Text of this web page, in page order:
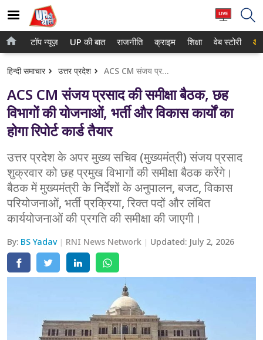
होम
टॉप न्यूज़
UP की बात
राजनीति
क्राइम
शिक्षा
वेब स्टोरी
टॉप न्यूज़ UP की बात राजनीति क्राइम शिक्षा वेब स्टोरी
हिन्दी समाचार उत्तर प्रदेश ACS CM संजय प्रसाद की समीक्षा बैठक, छह विभागों की योजनाओं, भर्ती और विकास कार्यों का होगा रिपोर्ट कार्ड तैयार
ACS CM संजय प्रसाद की समीक्षा बैठक, छह
विभागों की योजनाओं, भर्ती और विकास कार्यों का
होगा रिपोर्ट कार्ड तैयार
उत्तर प्रदेश के अपर मुख्य सचिव (मुख्यमंत्री) संजय प्रसाद
शुक्रवार को छह प्रमुख विभागों की समीक्षा बैठक करेंगे।
बैठक में मुख्यमंत्री के निर्देशों के अनुपालन, बजट, विकास
परियोजनाओं, भर्ती प्रक्रिया, रिक्त पदों और लंबित
कार्ययोजनाओं की प्रगति की समीक्षा की जाएगी।
By: BS Yadav RNI News Network Updated: July 2, 2026
गाजियाबाद
लखनऊ
कानपुर
वाराणसी
आगरा
अयोध्या
मथुरा
गोरखपुर